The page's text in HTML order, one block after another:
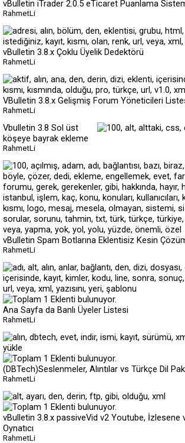
vBulletin iTrader 2.0.5 eTicaret Puanlama
RahmetLi
vBulletin 3.8.x Çoklu Üyelik Dedektörü
RahmetLi
VBulletin 3.8.x Gelişmiş Forum Yöneticileri
RahmetLi
Vbulletin 3.8 Sol üst
köşeye bayrak ekleme
RahmetLi
vBulletin Spam Botlarına Eklentisiz Kesin
RahmetLi
Ana Sayfa da Banlı Üyeler Listesi
RahmetLi
(DBTech)Seslenmeler, Alıntılar vs Türkçe Dil
RahmetLi
vBulletin 3.8.x passiveVid v2 Youtube, İzlesene
Oynatıcı
RahmetLi